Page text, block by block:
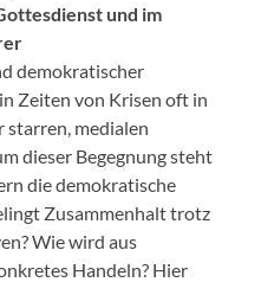
und im
demokratischer
Zeiten von Krisen oft in
medialen
dieser Begegnung steht
die demokratische
Zusammenhalt trotz
Wie wird aus
Handeln? Hier